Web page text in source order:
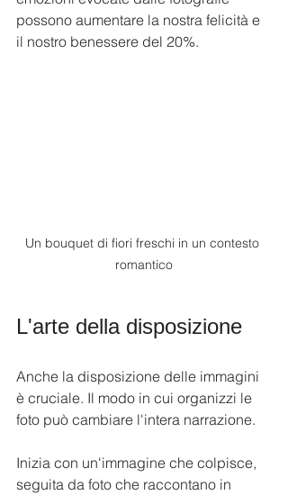
possono aumentare la nostra felicità e
il nostro benessere del 20%.
Un bouquet di fiori freschi in un contesto
romantico
L'arte della disposizione
Anche la disposizione delle immagini
è cruciale. Il modo in cui organizzi le
foto può cambiare l'intera narrazione.
Inizia con un'immagine che colpisce,
seguita da foto che raccontano in